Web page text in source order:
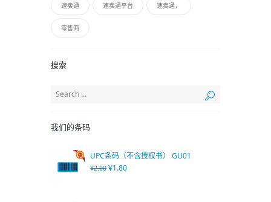
速卖通 速卖通平台 速卖通，
零售商
搜索
我们的条码
UPC条码（不含授权书） GU01
¥2.00 ¥1.80